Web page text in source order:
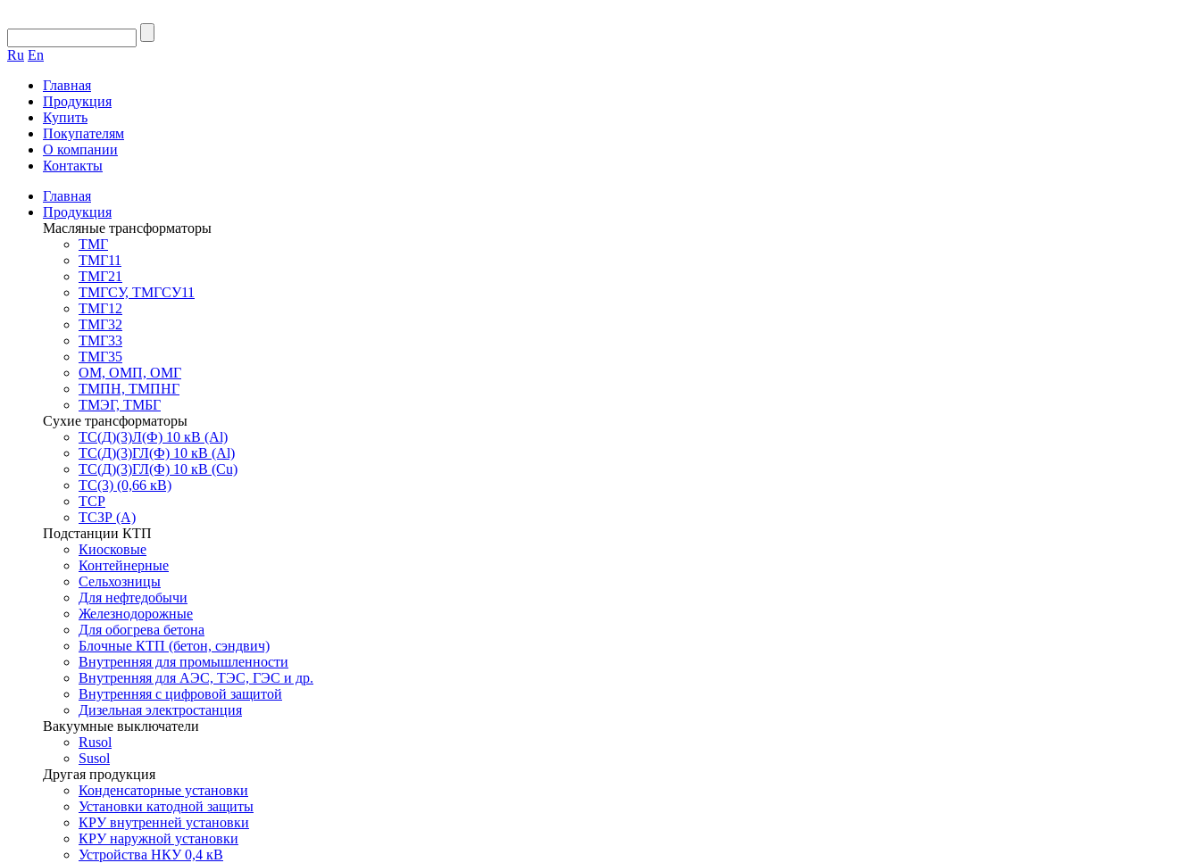
Ru En
Главная
Продукция
Купить
Покупателям
О компании
Контакты
Главная
Продукция
Масляные трансформаторы
ТМГ
ТМГ11
ТМГ21
ТМГСУ, ТМГСУ11
ТМГ12
ТМГ32
ТМГ33
ТМГ35
ОМ, ОМП, ОМГ
ТМПН, ТМПНГ
ТМЭГ, ТМБГ
Сухие трансформаторы
ТС(Д)(3)Л(Ф) 10 кВ (Al)
ТС(Д)(3)ГЛ(Ф) 10 кВ (Al)
ТС(Д)(3)ГЛ(Ф) 10 кВ (Cu)
ТС(3) (0,66 кВ)
ТСР
ТСЗР (А)
Подстанции КТП
Киосковые
Контейнерные
Сельхозницы
Для нефтедобычи
Железнодорожные
Для обогрева бетона
Блочные КТП (бетон, сэндвич)
Внутренняя для промышленности
Внутренняя для АЭС, ТЭС, ГЭС и др.
Внутренняя с цифровой защитой
Дизельная электростанция
Вакуумные выключатели
Rusol
Susol
Другая продукция
Конденсаторные установки
Установки катодной защиты
КРУ внутренней установки
КРУ наружной установки
Устройства НКУ 0,4 кВ